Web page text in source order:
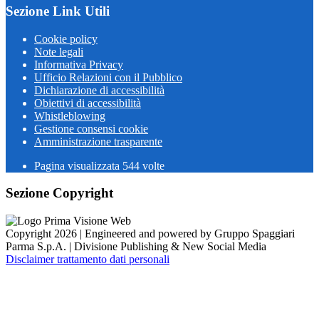
Sezione Link Utili
Cookie policy
Note legali
Informativa Privacy
Ufficio Relazioni con il Pubblico
Dichiarazione di accessibilità
Obiettivi di accessibilità
Whistleblowing
Gestione consensi cookie
Amministrazione trasparente
Pagina visualizzata 544 volte
Sezione Copyright
Copyright 2026 | Engineered and powered by Gruppo Spaggiari
Parma S.p.A. | Divisione Publishing & New Social Media
Disclaimer trattamento dati personali